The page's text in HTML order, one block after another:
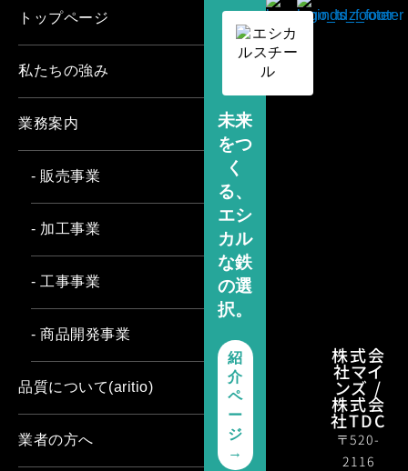
株式会
社マイ
ンズ /
株式会
社TDC
〒520-
2116
未来
をつ
く
る、
エシ
カル
な鉄
の選
択。
紹
介
ペ
ー
ジ
→
トップページ
私たちの強み
業務案内
- 販売事業
- 加工事業
- 工事事業
- 商品開発事業
品質について(aritio)
業者の方へ